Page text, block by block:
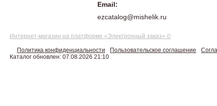
Email:
ezcatalog@mishelik.ru
Интернет-магазин на платформе «Электронный заказ» ©
Политика конфиденциальности Пользовательское соглашение
Каталог обновлен: 07.08.2026 21:10